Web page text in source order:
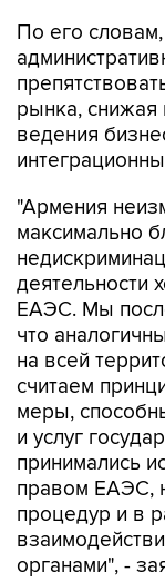
По его
рынка, снижая
ведения
"Армения
максимально
деятельности
ЕАЭС. Мы
что
на всей
считаем
меры,
и услуг
принимались
правом ЕАЭС,
процедур и в
органами", -